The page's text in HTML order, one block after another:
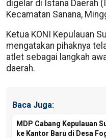
digelar di Istana Daerah
Kecamatan Sanana,
Ketua KONI Kepulauan
mengatakan pihaknya
atlet sebagai langkah
daerah.
Baca Juga:
MDP Cabang Kepulauan
ke Kantor Baru di Desa